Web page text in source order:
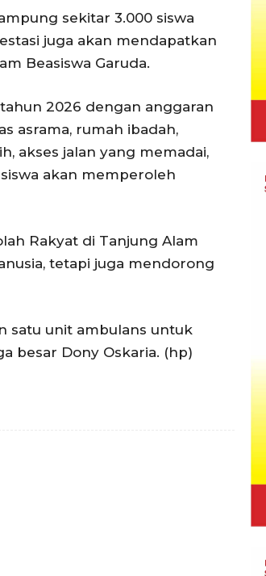
sekitar 3.000 siswa
juga akan mendapatkan
Beasiswa Garuda.
2026 dengan anggaran
asrama, rumah ibadah,
akses jalan yang memadai,
akan memperoleh
Rakyat di Tanjung Alam
tetapi juga mendorong
satu unit ambulans untuk
besar Dony Oskaria. (hp)